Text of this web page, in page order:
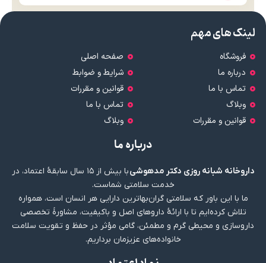
لینک های مهم
فروشگاه
درباره ما
تماس با ما
وبلاگ
قوانین و مقررات
صفحه اصلی
شرایط و ضوابط
قوانین و مقررات
تماس با ما
وبلاگ
درباره ما
داروخانه شبانه روزی دکتر مدهوشی
با بیش از ۱۵ سال سابقهٔ اعتماد، در
خدمت سلامتی شماست.
ما با این باور که سلامتی گران‌بهاترین دارایی هر انسان است، همواره
تلاش کرده‌ایم تا با ارائهٔ داروهای اصل و باکیفیت، مشاورهٔ تخصصی
داروسازی و محیطی گرم و مطمئن، گامی مؤثر در حفظ و تقویت سلامت
خانواده‌های عزیزمان برداریم.